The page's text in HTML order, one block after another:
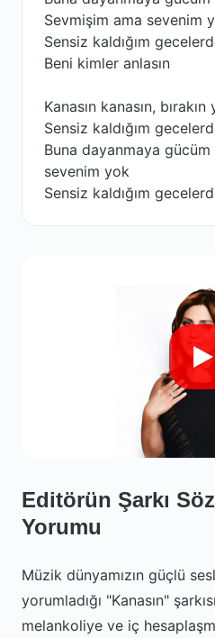
Sevmişim ama sevenim
Sensiz kaldığım
Beni kimler anlasın
Kanasın kanasın,
Sensiz kaldığım
Buna dayanmaya
sevenim yok
Sensiz kaldığım
Editörün Şarkı
Yorumu
Müzik dünyamızın güçlü
yorumladığı "Kanasın"
melankoliye ve iç